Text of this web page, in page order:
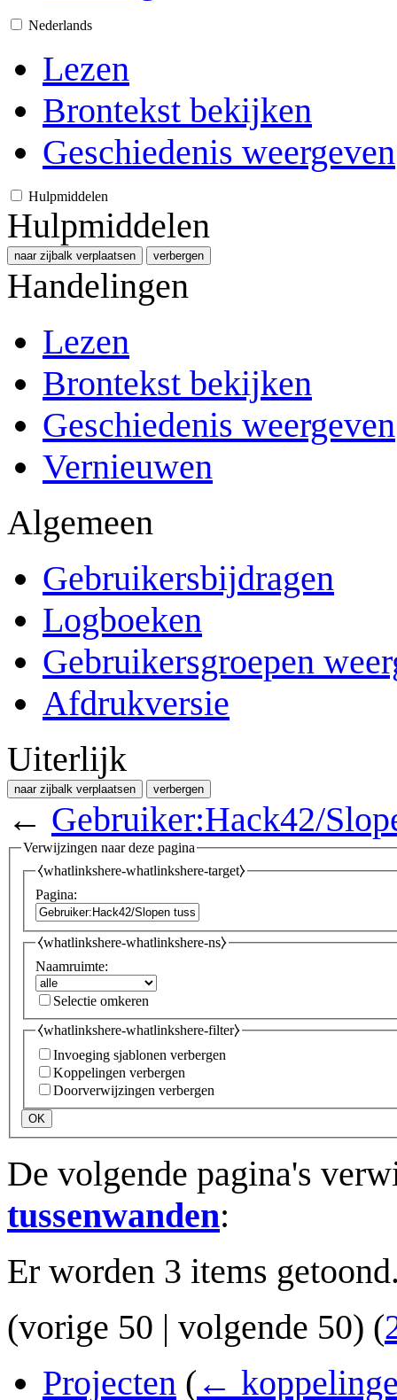
Nederlands
Lezen
Brontekst bekijken
Geschiedenis weergeven
Hulpmiddelen
Hulpmiddelen
naar zijbalk verplaatsen verbergen
Handelingen
Lezen
Brontekst bekijken
Geschiedenis weergeven
Vernieuwen
Algemeen
Gebruikersbijdragen
Logboeken
Gebruikersgroepen
Afdrukversie
Uiterlijk
naar zijbalk verplaatsen verbergen
← Gebruiker:Hack42/
Verwijzingen naar deze pagina
⧼whatlinkshere-whatlinkshere-target⧽
Pagina:
⧼whatlinkshere-whatlinkshere-ns⧽
Naamruimte:
Selectie omkeren
⧼whatlinkshere-whatlinkshere-filter⧽
Invoeging sjablonen verbergen
Koppelingen verbergen
Doorverwijzingen verbergen
OK
De volgende pagina's
tussenwanden:
Er worden 3 items
(vorige 50 | volgende 50) (
Projecten ( ←